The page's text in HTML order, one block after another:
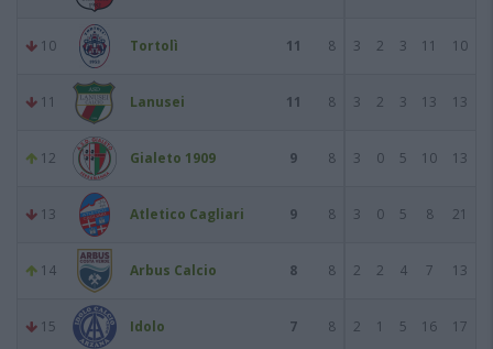
10 Tortolì 11 8 3 2 3 11 10
11 Lanusei 11 8 3 2 3 13 13
12 Gialeto 1909 9 8 3 0 5 10 13
13 Atletico Cagliari 9 8 3 0 5 8 21
14 Arbus Calcio 8 8 2 2 4 7 13
15 Idolo 7 8 2 1 5 16 17